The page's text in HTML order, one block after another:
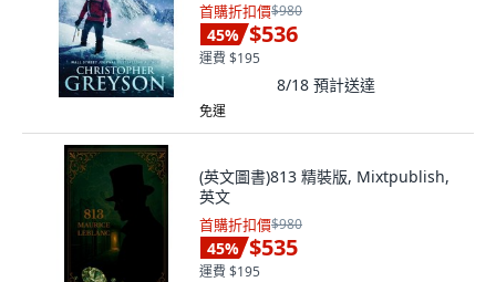
首購折扣價$980
45% $536
運費 $195
8/18 預計送達
免運
(英文圖書)813 精裝版, Mixtpublish,
英文
首購折扣價$980
45% $535
運費 $195